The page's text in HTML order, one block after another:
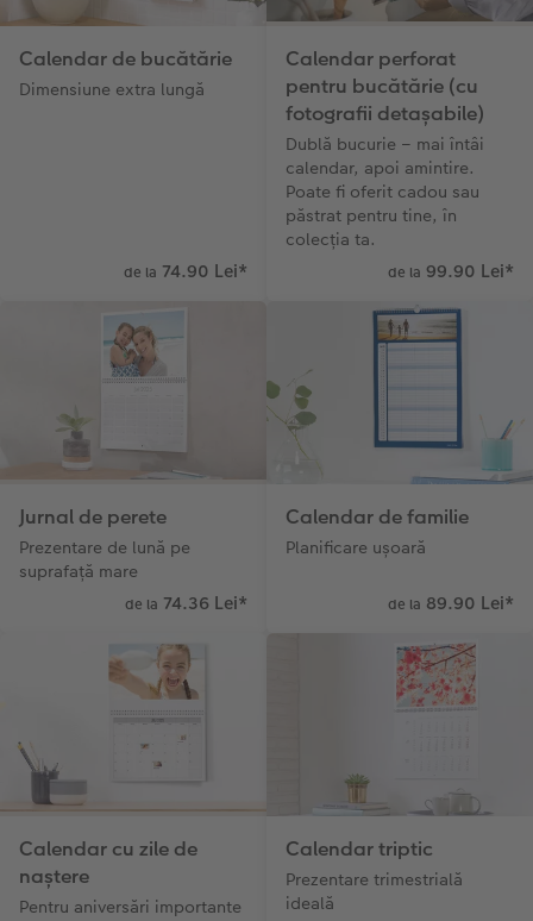
Calendar de bucătărie
Dimensiune extra lungă
de la 74.90 Lei*
Calendar perforat
pentru bucătărie (cu
fotografii detașabile)
Dublă bucurie – mai întâi
calendar, apoi amintire.
Poate fi oferit cadou sau
păstrat pentru tine, în
colecția ta.
de la 99.90 Lei*
Jurnal de perete
Prezentare de lună pe
suprafață mare
de la 74.36 Lei*
Calendar de familie
Planificare ușoară
de la 89.90 Lei*
Calendar cu zile de
naștere
Pentru aniversări importante
Calendar triptic
Prezentare trimestrială
ideală